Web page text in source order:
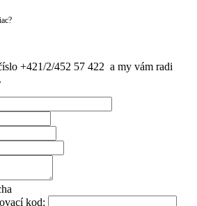
+421/2/452 57 422 a my vám radi
kod: